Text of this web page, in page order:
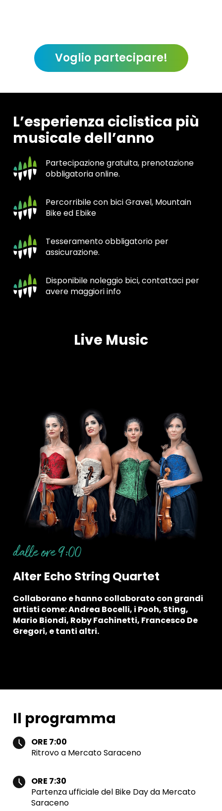
Voglio partecipare!
L’esperienza ciclistica più
musicale dell’anno
Partecipazione gratuita, prenotazione
obbligatoria online.
Percorribile con bici Gravel, Mountain
Bike ed Ebike
Tesseramento obbligatorio per
assicurazione.
Disponibile noleggio bici, contattaci per
avere maggiori info
Live Music
dalle ore 9:00
Alter Echo String Quartet
Collaborano e hanno collaborato con grandi
artisti come: Andrea Bocelli, i Pooh, Sting,
Mario Biondi, Roby Fachinetti, Francesco De
Gregori, e tanti altri.
Il programma
ORE 7:00
Ritrovo a Mercato Saraceno
ORE 7:30
Partenza ufficiale del Bike Day da Mercato
Saraceno